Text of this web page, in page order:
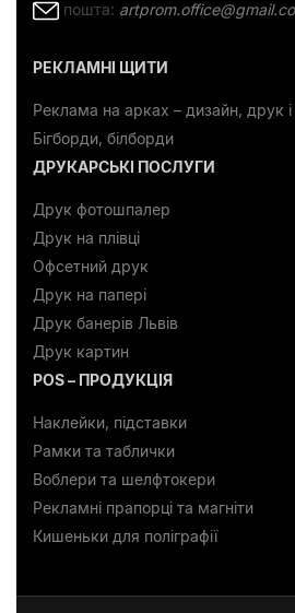
пошта:
РЕКЛАМНІ ЩИТИ
Реклама на арках – дизайн, друк
Бігборди, білборди
ДРУКАРСЬКІ ПОСЛУГИ
Друк фотошпалер
Друк на плівці
Офсетний друк
Друк на папері
Друк банерів Львів
Друк картин
POS – ПРОДУКЦІЯ
Наклейки, підставки
Рамки та таблички
Воблери та шелфтокери
Рекламні прапорці та магніти
Кишеньки для поліграфії